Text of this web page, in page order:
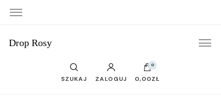
Drop Rosy
SZUKAJ ZALOGUJ
0
0,00ZŁ